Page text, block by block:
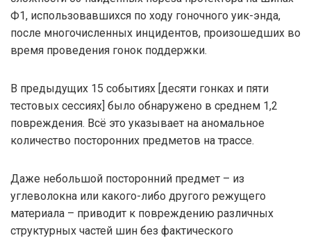
Ф1, использовавшихся по ходу гоночного уик-энда,
после многочисленных инцидентов, произошедших во
время проведения гонок поддержки.
В предыдущих 15 событиях [десяти гонках и пяти
тестовых сессиях] было обнаружено в среднем 1,2
повреждения. Всё это указывает на аномальное
количество посторонних предметов на трассе.
Даже небольшой посторонний предмет – из
углеволокна или какого-либо другого режущего
материала – приводит к повреждению различных
структурных частей шин без фактического